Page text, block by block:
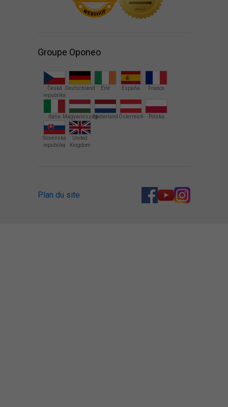
Groupe Oponeo
Česká
republika
Deutschland Éire España France
Italia MagyarországNederland Österreich Polska
Slovenská
republika
United
Kingdom
Plan du site